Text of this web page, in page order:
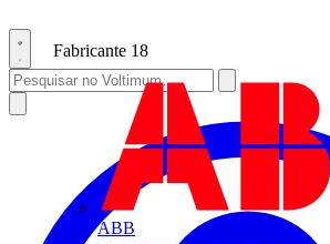
Fabricante 18
ABB